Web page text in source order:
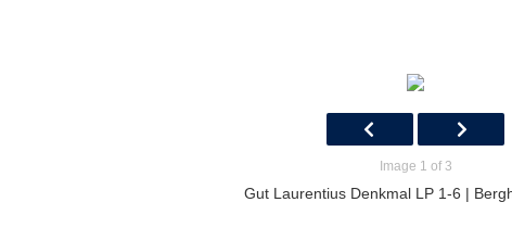
Image 1 of 3
Gut Laurentius Denkmal LP 1-6 |